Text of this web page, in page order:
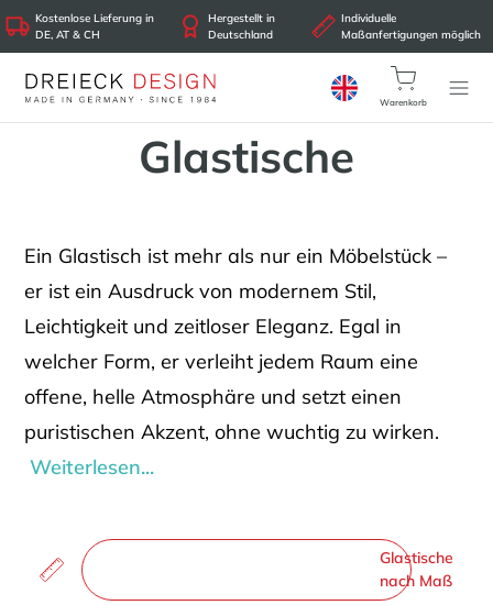
Kostenlose Lieferung in
DE, AT & CH
Hergestellt in
Deutschland
Individuelle
Maßanfertigungen möglich
Warenkorb
Glastische
Ein Glastisch ist mehr als nur ein Möbelstück –
er ist ein Ausdruck von modernem Stil,
Leichtigkeit und zeitloser Eleganz. Egal in
welcher Form, er verleiht jedem Raum eine
offene, helle Atmosphäre und setzt einen
puristischen Akzent, ohne wuchtig zu wirken.
Weiterlesen...
Glastische
nach Maß